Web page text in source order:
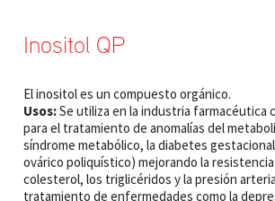
Inositol QP
El inositol es un compuesto orgánico.
Usos:Se utiliza en la industria farmacéutica
para el tratamiento de anomalías del
síndrome metabólico, la diabetes
ovárico poliquístico) mejorando la resistencia
colesterol, los triglicéridos y la presión
tratamiento de enfermedades como la